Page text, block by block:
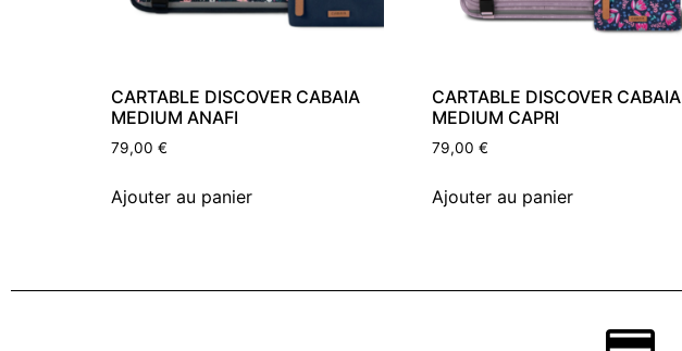
CARTABLE DISCOVER CABAIA
MEDIUM ANAFI
79,00 €
Ajouter au panier
CARTABLE DISCOVER CABAIA
MEDIUM CAPRI
79,00 €
Ajouter au panier